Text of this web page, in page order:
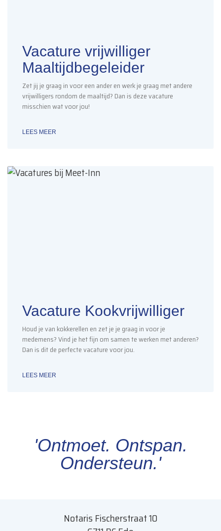
Vacature vrijwilliger
Maaltijdbegeleider
Zet jij je graag in voor een ander en werk je graag met andere
vrijwilligers rondom de maaltijd? Dan is deze vacature
misschien wat voor jou!
LEES MEER
Vacature Kookvrijwilliger
Houd je van kokkerellen en zet je je graag in voor je
medemens? Vind je het fijn om samen te werken met anderen?
Dan is dit de perfecte vacature voor jou.
LEES MEER
'Ontmoet. Ontspan.
Ondersteun.'
Notaris Fischerstraat 10